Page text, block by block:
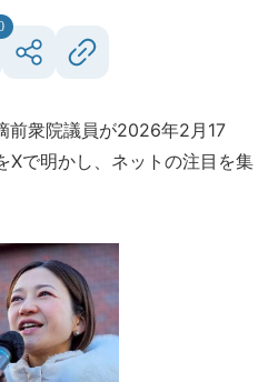
前衆院議員が2026年2月17
Xで明かし、ネットの注目を集